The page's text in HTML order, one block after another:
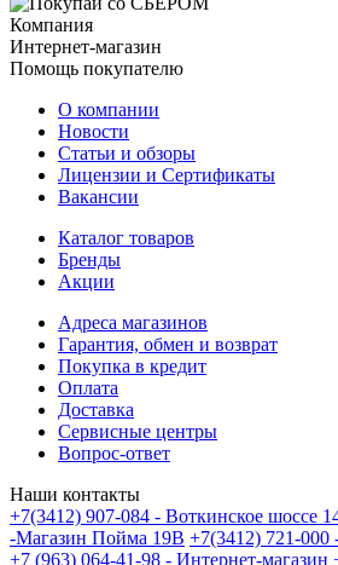
Компания
Интернет-магазин
Помощь покупателю
О компании
Новости
Статьи и обзоры
Лицензии и Сертификаты
Вакансии
Каталог товаров
Бренды
Акции
Адреса магазинов
Гарантия, обмен и возврат
Покупка в кредит
Оплата
Доставка
Сервисные центры
Вопрос-ответ
Наши контакты
+7(3412) 907-084 - Воткинское шоссе
-Магазин Пойма 19В +7(3412) 721-
+7 (963) 064-41-98 - Интернет-магазин